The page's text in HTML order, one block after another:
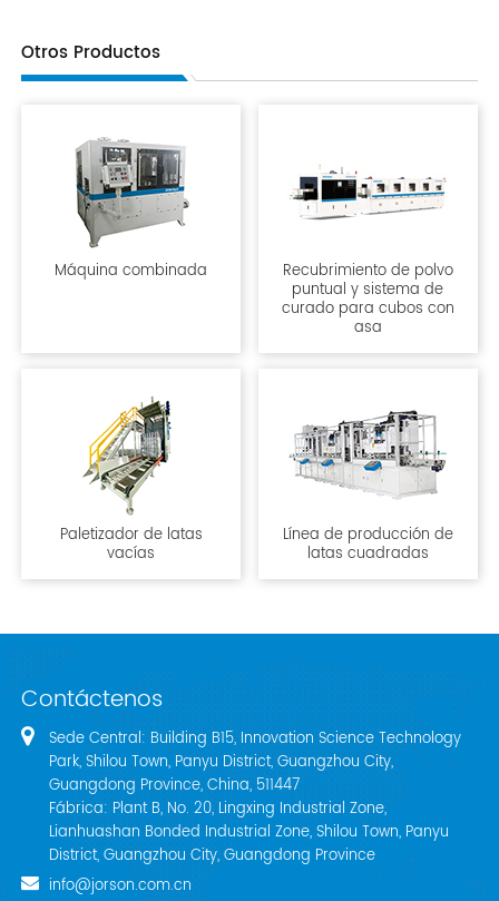
Otros Productos
Máquina combinada
Recubrimiento de polvo
puntual y sistema de
curado para cubos con
asa
Paletizador de latas
vacías
Línea de producción de
latas cuadradas
Contáctenos
Sede Central: Building B15, Innovation Science Technology
Park, Shilou Town, Panyu District, Guangzhou City,
Guangdong Province, China, 511447
Fábrica: Plant B, No. 20, Lingxing Industrial Zone,
Lianhuashan Bonded Industrial Zone, Shilou Town, Panyu
District, Guangzhou City, Guangdong Province
info@jorson.com.cn